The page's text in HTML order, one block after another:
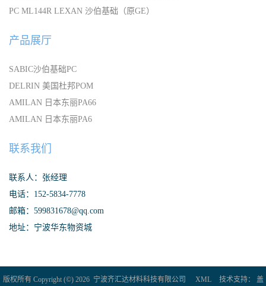
PC ML144R LEXAN 沙伯基础（原GE）
产品展厅
SABIC沙伯基础PC
DELRIN 美国杜邦POM
AMILAN 日本东丽PA66
AMILAN 日本东丽PA6
联系我们
联系人：张经理
电话：152-5834-7778
邮箱：599831678@qq.com
地址：宁波华东物资城
版权所有 Copyright (©) 2026 宁波齐汇达材料科技有限公司 XML 技术支持： 盖